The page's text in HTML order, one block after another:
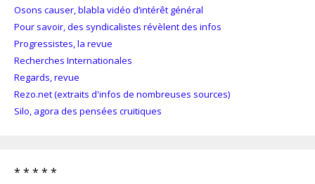
Osons causer, blabla vidéo d’intérêt général
Pour savoir, des syndicalistes révèlent des infos
Progressistes, la revue
Recherches Internationales
Regards, revue
Rezo.net (extraits d'infos de nombreuses sources)
Silo, agora des pensées cruitiques
* * * * *